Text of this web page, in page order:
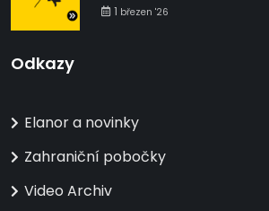
1 březen '26
Odkazy
Elanor a novinky
Zahraniční pobočky
Video Archiv